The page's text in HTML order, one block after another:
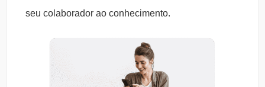
seu colaborador ao conhecimento.